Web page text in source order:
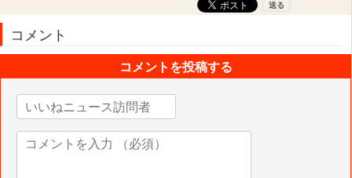
コメント
コメントを投稿する